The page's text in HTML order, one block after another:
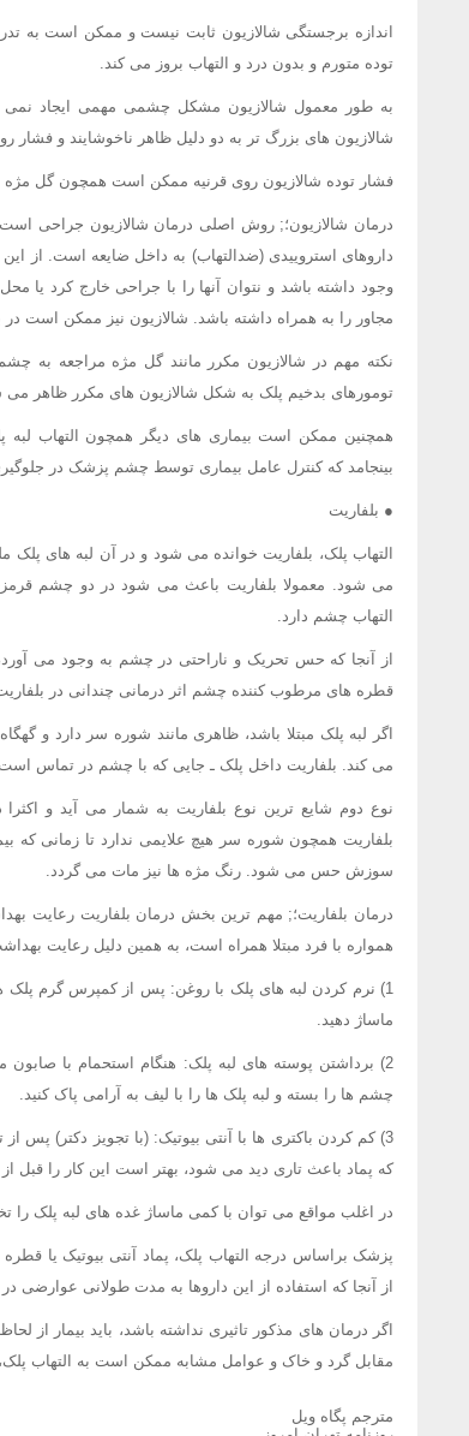
اندازه برجستگی شالازیون ثابت نیست و ممکن است به
توده متورم و بدون درد و التهاب بروز می کند.
به طور معمول شالازیون مشکل چشمی مهمی ایجاد نمی
شالازیون های بزرگ تر به دو دلیل ظاهر ناخوشایند و
فشار توده شالازیون روی قرنیه ممکن است همچون گل مژه
درمان شالازیون؛; روش اصلی درمان شالازیون جراحی
داروهای استروییدی (ضدالتهاب) به داخل ضایعه است. از
وجود داشته باشد و نتوان آنها را با جراحی خارج کرد یا
مجاور را به همراه داشته باشد. شالازیون نیز ممکن است در
نکته مهم در شالازیون مکرر مانند گل مژه مراجعه
تومورهای بدخیم پلک به شکل شالازیون های مکرر ظاهر
همچنین ممکن است بیماری های دیگر همچون التهاب لبه
بینجامد که کنترل عامل بیماری توسط چشم پزشک در
● بلفاریت
التهاب پلک، بلفاریت خوانده می شود و در آن لبه های
می شود. معمولا بلفاریت باعث می شود در دو چشم
التهاب چشم دارد.
از آنجا که حس تحریک و ناراحتی در چشم به وجود می
قطره های مرطوب کننده چشم اثر درمانی چندانی در
اگر لبه پلک مبتلا باشد، ظاهری مانند شوره سر دارد و
می کند. بلفاریت داخل پلک ـ جایی که با چشم در تماس
نوع دوم شایع ترین نوع بلفاریت به شمار می آید و
بلفاریت همچون شوره سر هیچ علایمی ندارد تا زمانی
سوزش حس می شود. رنگ مژه ها نیز مات می گردد.
درمان بلفاریت؛; مهم ترین بخش درمان بلفاریت رعایت
همواره با فرد مبتلا همراه است، به همین دلیل رعایت
1) نرم کردن لبه های پلک با روغن: پس از کمپرس گرم پلک
ماساژ دهید.
2) برداشتن پوسته های لبه پلک: هنگام استحمام با
چشم ها را بسته و لبه پلک ها را با لیف به آرامی پاک کنید.
3) کم کردن باکتری ها با آنتی بیوتیک: (با تجویز دکتر) پس
که پماد باعث تاری دید می شود، بهتر است این کار را قبل
در اغلب مواقع می توان با کمی ماساژ غده های لبه پلک را
پزشک براساس درجه التهاب پلک، پماد آنتی بیوتیک یا
از آنجا که استفاده از این داروها به مدت طولانی عوارضی
اگر درمان های مذکور تاثیری نداشته باشد، باید بیمار
مقابل گرد و خاک و عوامل مشابه ممکن است به التهاب
مترجم پگاه ویل